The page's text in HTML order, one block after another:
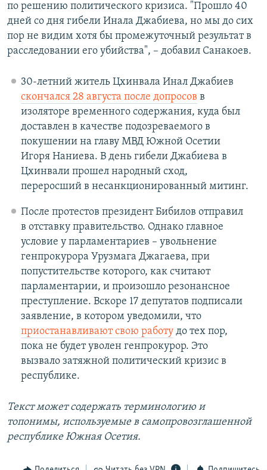
по решению политического кризиса. "Прошло 40
дней со дня гибели Инала Джабиева, но мы до сих
пор не видим хотя бы промежуточный результат в
расследовании его убийства", – добавил Санакоев.
30-летний житель Цхинвала Инал Джабиев
скончался 28 августа после допросов в
изоляторе временного содержания, куда был
доставлен в качестве подозреваемого в
покушении на главу МВД Южной Осетии
Игоря Наниева. В день гибели Джабиева в
Цхинвали прошел народный сход,
переросший в несанкционированный митинг.
После протестов президент Бибилов отправил
в отставку правительство. Однако главное
условие у парламентариев – увольнение
генпрокурора Урузмага Джагаева, при
попустительстве которого, как считают
парламентарии, и произошло резонансное
преступление. Вскоре 17 депутатов подписали
заявление, в котором уведомили, что
приостанавливают свою работудо тех пор,
пока не будет уволен генпрокурор. Это
вызвало затяжной политический кризис в
республике.
Текст может содержать терминологию и
топонимы, используемые в самопровозглашенной
республике Южная Осетия.